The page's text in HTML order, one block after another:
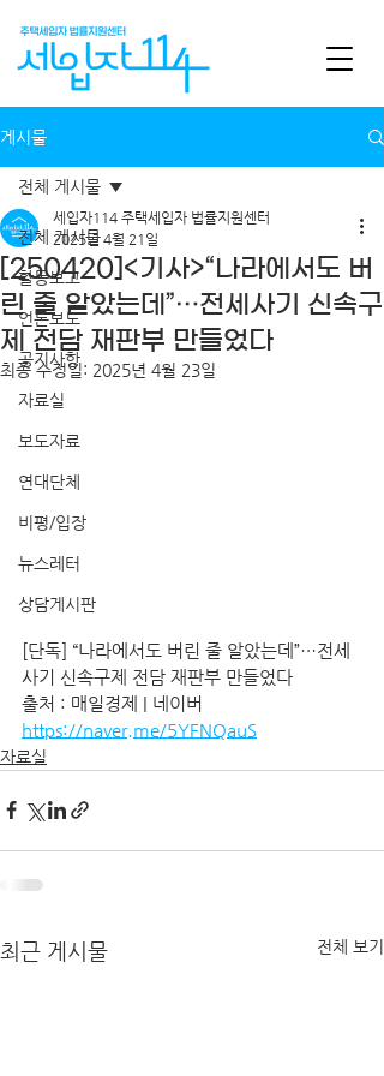
게시물
전체 게시물
활동보고
언론보도
공지사항
자료실
보도자료
연대단체
비평/입장
뉴스레터
상담게시판
전체 게시물
[250420]<기사>“나라에서도 버
린 줄 알았는데”…전세사기 신속구
제 전담 재판부 만들었다
세입자114 주택세입자 법률지원센터
2025년 4월 21일
최종 수정일: 2025년 4월 23일
[단독] “나라에서도 버린 줄 알았는데”…전세
사기 신속구제 전담 재판부 만들었다
출처 : 매일경제 | 네이버
https://naver.me/5YFNQauS
자료실
최근 게시물 전체 보기